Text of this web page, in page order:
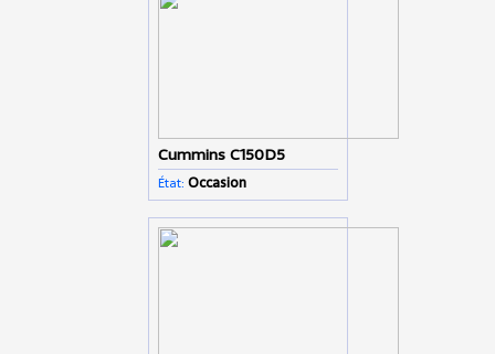
Cummins C150D5
État: Occasion